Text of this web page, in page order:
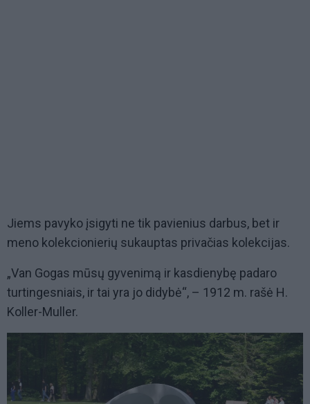
Jiems pavyko įsigyti ne tik pavienius darbus, bet ir
meno kolekcionierių sukauptas privačias kolekcijas.
„Van Gogas mūsų gyvenimą ir kasdienybę padaro
turtingesniais, ir tai yra jo didybė“, – 1912 m. rašė H.
Koller-Muller.